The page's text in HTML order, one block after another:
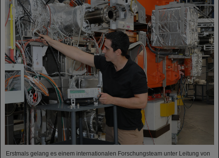
Erstmals gelang es einem internationalen Forschungsteam unter Leitung von